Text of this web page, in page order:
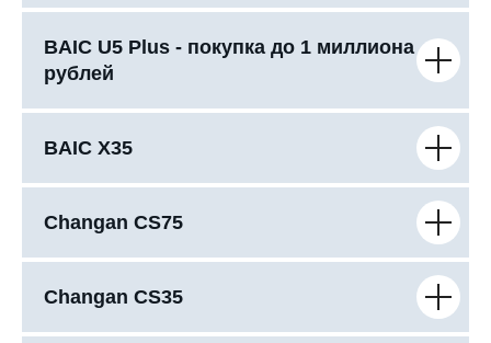
BAIC U5 Plus - покупка до 1 миллиона
рублей
BAIC X35
Changan CS75
Changan CS35